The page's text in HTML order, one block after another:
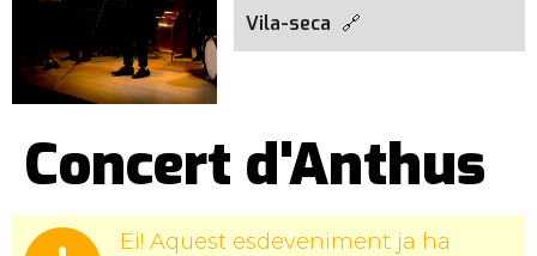
Vila-seca
Concert d'Anthus
Ei! Aquest esdeveniment ja ha